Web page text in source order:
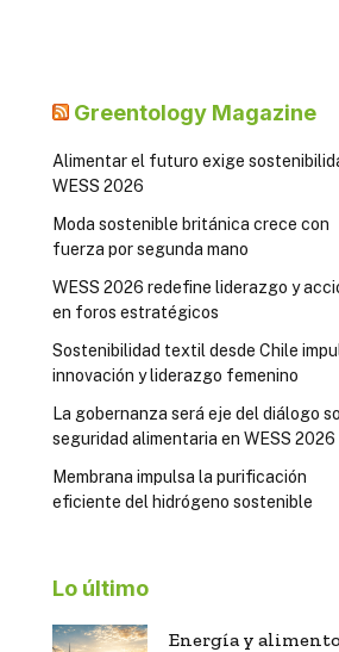
Greentology Magazine
Alimentar el futuro exige
WESS 2026
Moda sostenible británica crece con
fuerza por segunda mano
WESS 2026 redefine liderazgo y
en foros estratégicos
Sostenibilidad textil desde Chile
innovación y liderazgo femenino
La gobernanza será eje del diálogo
seguridad alimentaria en WESS 2026
Membrana impulsa la purificación
eficiente del hidrógeno sostenible
Lo último
Energía y